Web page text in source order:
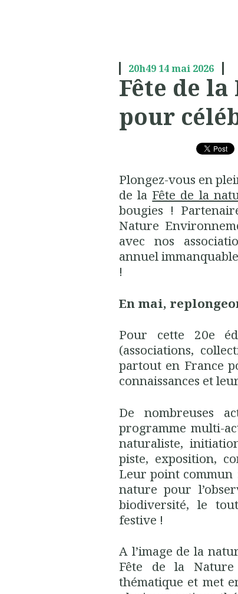
20h49 14mai 2026
Fête de
pour
Plongez-vous en
de la Fête de la
bougies !
Nature
avec nos
annuel
!
En mai,
Pour cette 20e
(associations,
partout en France
connaissances et
De nombreuses
programme multi-
naturaliste,
piste, exposition,
Leur point commun
nature pour
biodiversité, le
festive !
A l’image de la
Fête de la
thématique et met